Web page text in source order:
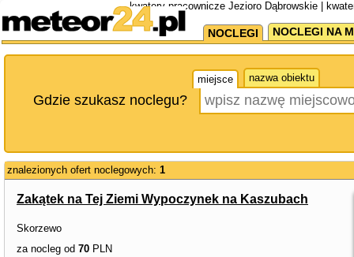
kwatery pracownicze Jezioro Dąbrowskie |
NOCLEGI NOCLEGI NA
miejsce nazwa obiektu
Gdzie szukasz noclegu?
znalezionych ofert noclegowych: 1
Zakątek na Tej Ziemi Wypoczynek na Kaszubach
Skorzewo
za nocleg od 70 PLN